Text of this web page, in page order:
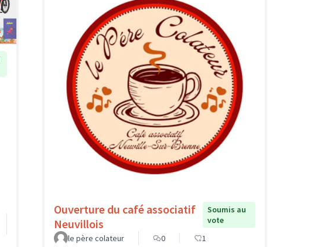
Ouverture du café associatif
Neuvillois
Soumis au
vote
le père colateur
0 1